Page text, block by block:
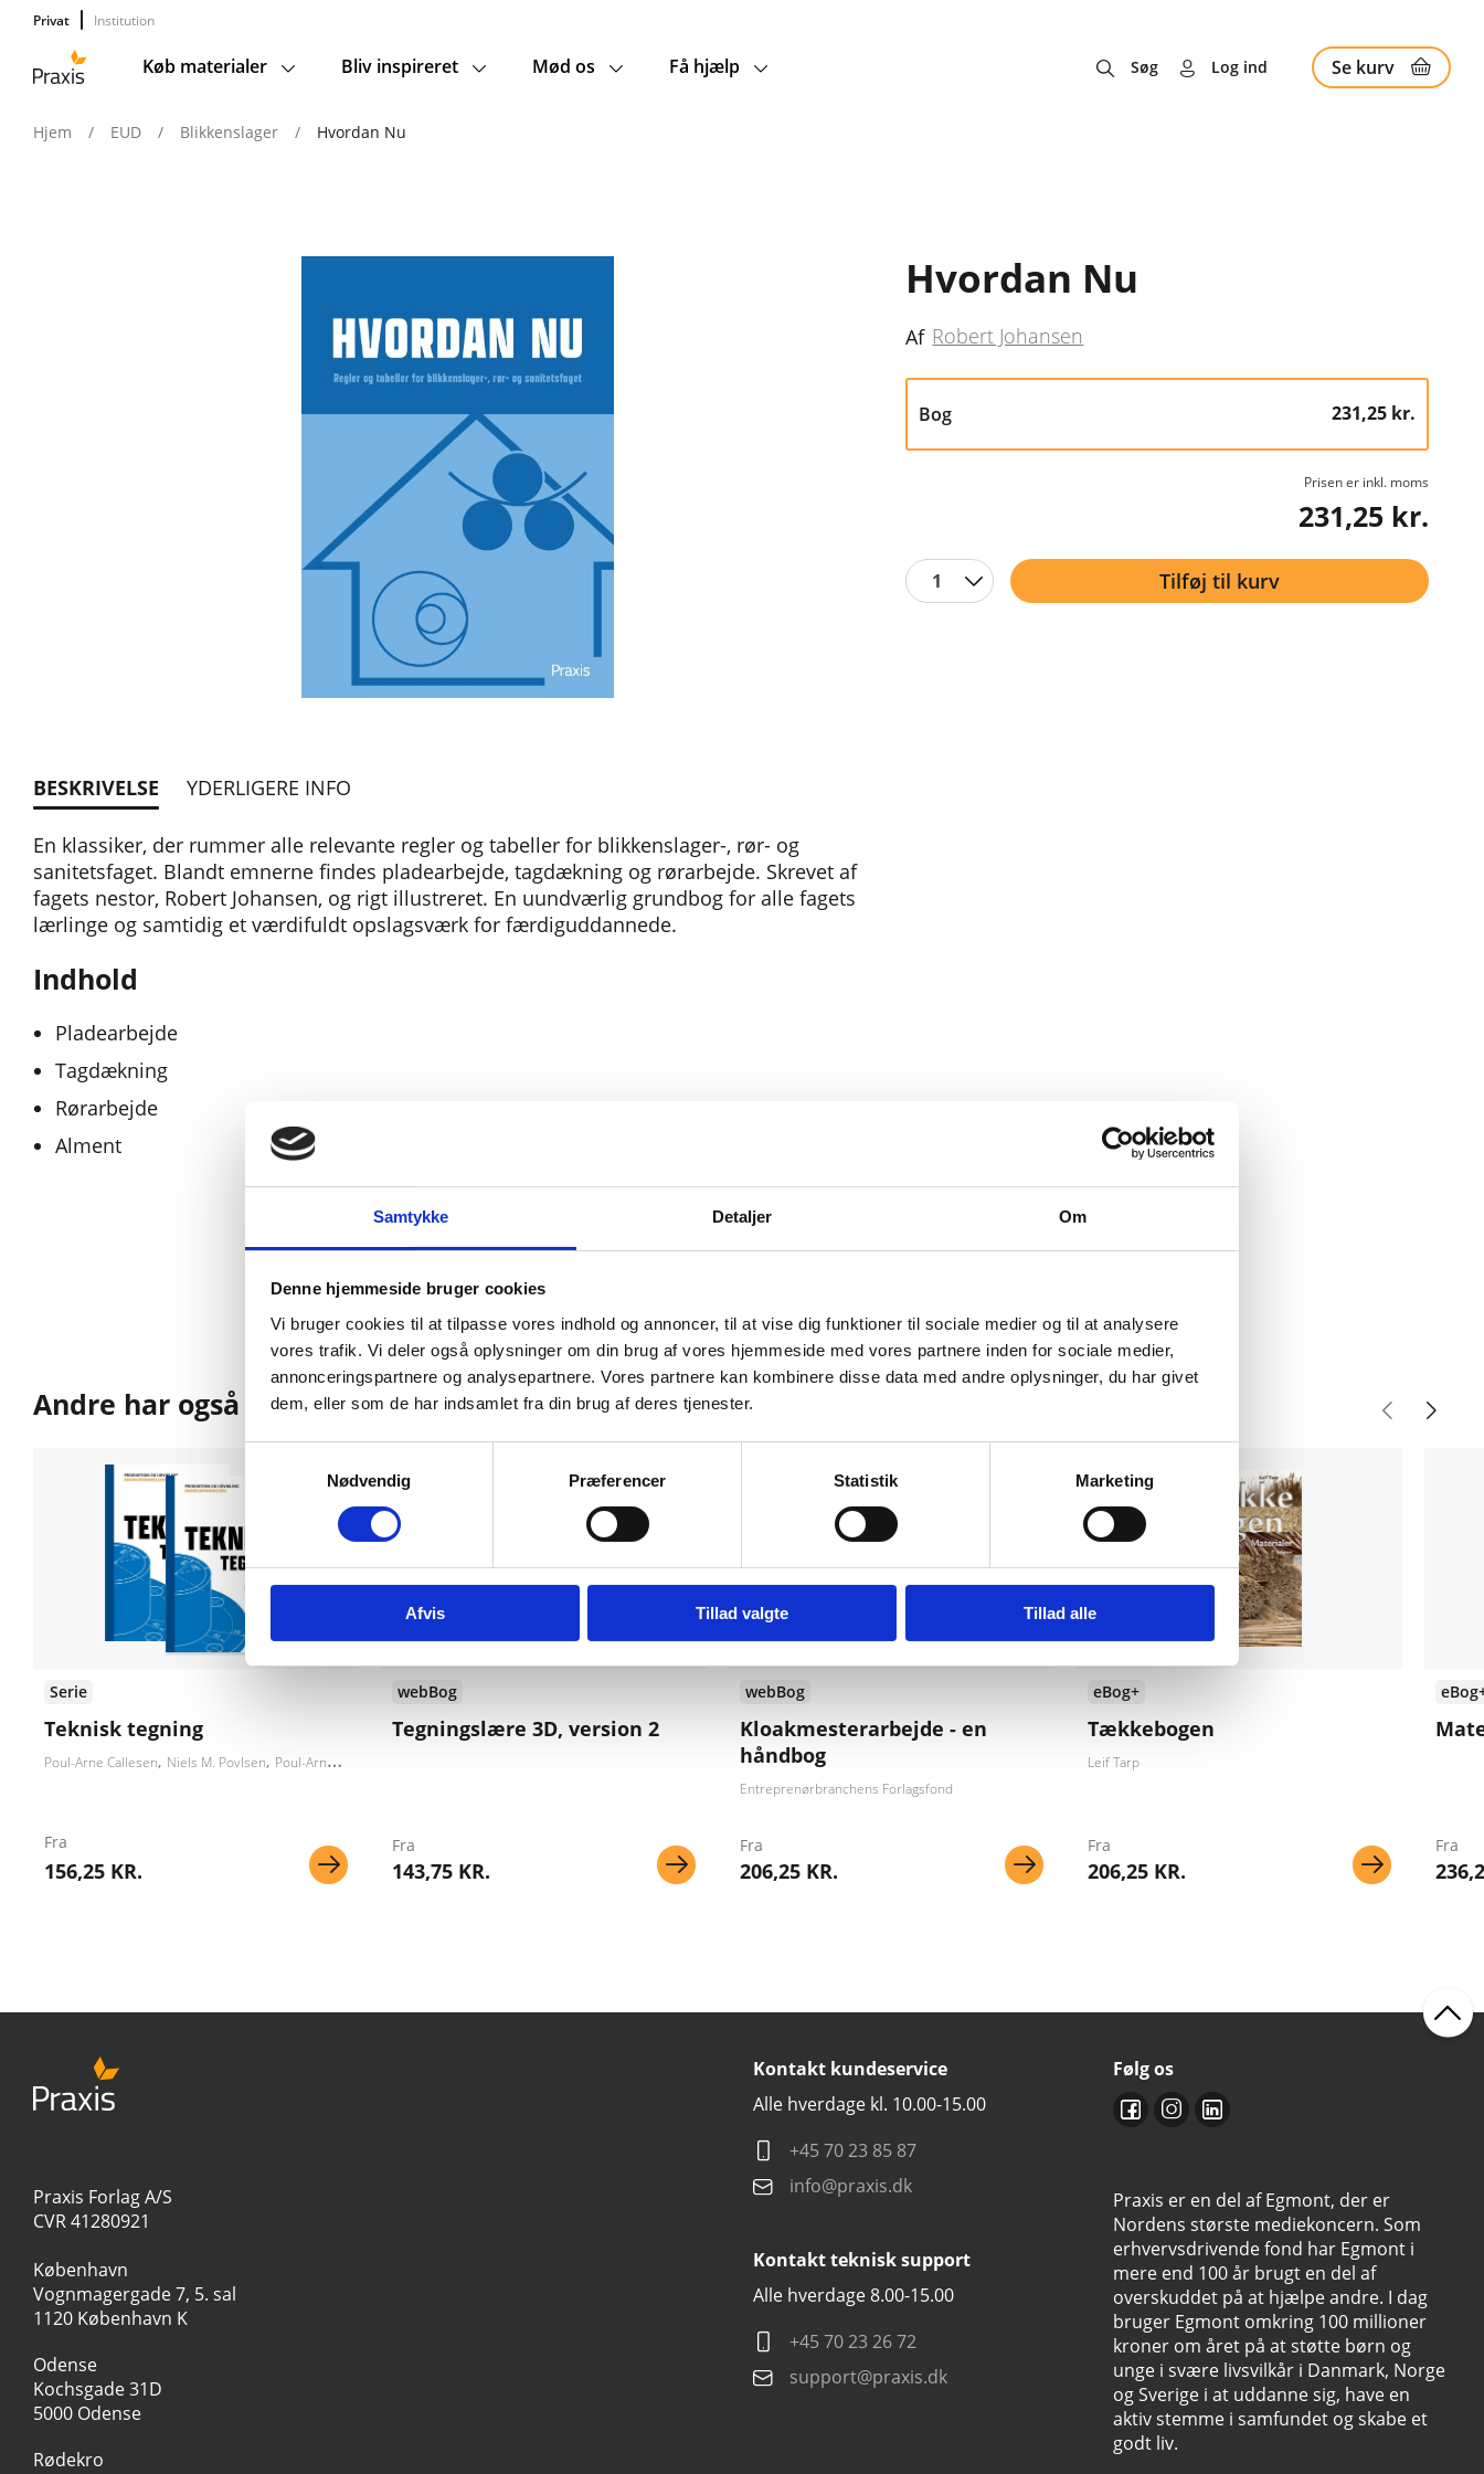
Samtykke Detaljer Om
Denne hjemmeside bruger cookies
Vi bruger cookies til at tilpasse vores indhold og annoncer, til at vise dig funktioner til sociale medier og til at analysere
vores trafik. Vi deler også oplysninger om din brug af vores hjemmeside med vores partnere inden for sociale medier,
annonceringspartnere og analysepartnere. Vores partnere kan kombinere disse data med andre oplysninger, du har givet
dem, eller som de har indsamlet fra din brug af deres tjenester.
Nødvendig
Præferencer Statistik Marketing
Afvis Tillad valgte Tillad alle
Privat Institution
Main
Køb materialer Bliv inspireret Mød os Få hjælp Søg Log ind Se kurv
Hjem / EUD / Blikkenslager / Hvordan Nu
Hvordan Nu
Af Robert Johansen
Bog 231,25 kr.
Prisen er inkl. moms
231,25 kr.
1 Tilføj til kurv
BESKRIVELSE YDERLIGERE INFO
En klassiker, der rummer alle relevante regler og tabeller for blikkenslager-, rør- og
sanitetsfaget. Blandt emnerne findes pladearbejde, tagdækning og rørarbejde. Skrevet af
fagets nestor, Robert Johansen, og rigt illustreret. En uundværlig grundbog for alle fagets
lærlinge og samtidig et værdifuldt opslagsværk for færdiguddannede.
Indhold
Pladearbejde
Tagdækning
Rørarbejde
Alment
Andre har også købt
Serie
Teknisk tegning
Poul-Arne Callesen Niels M. Povlsen Poul-Arne Hvid Callesen
Fra
156,25 KR.
webBog
Tegningslære 3D, version 2
Fra
143,75 KR.
webBog
Kloakmesterarbejde - en
håndbog
Entreprenørbranchens Forlagsfond
Fra
206,25 KR.
eBog+
Tækkebogen
Leif Tarp
Fra
206,25 KR.
Fra
Praxis Forlag A/S
CVR 41280921
København
Vognmagergade 7, 5. sal
1120 København K
Odense
Kochsgade 31D
5000 Odense
Rødekro
Kontakt kundeservice
Alle hverdage kl. 10.00-15.00
+45 70 23 85 87
info@praxis.dk
Kontakt teknisk support
Alle hverdage 8.00-15.00
+45 70 23 26 72
support@praxis.dk
Følg os
Praxis er en del af Egmont, der er
Nordens største mediekoncern. Som
erhvervsdrivende fond har Egmont i
mere end 100 år brugt en del af
overskuddet på at hjælpe andre. I dag
bruger Egmont omkring 100 millioner
kroner om året på at støtte børn og
unge i svære livsvilkår i Danmark, Norge
og Sverige i at uddanne sig, have en
aktiv stemme i samfundet og skabe et
godt liv.